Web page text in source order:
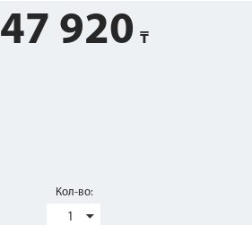
47 920
Кол-во:
1